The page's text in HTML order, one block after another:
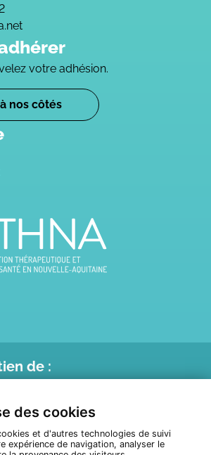
des cookies
et d'autres technologies de suivi
expérience de navigation, analyser le
votre adhésion.
nos côtés
de :